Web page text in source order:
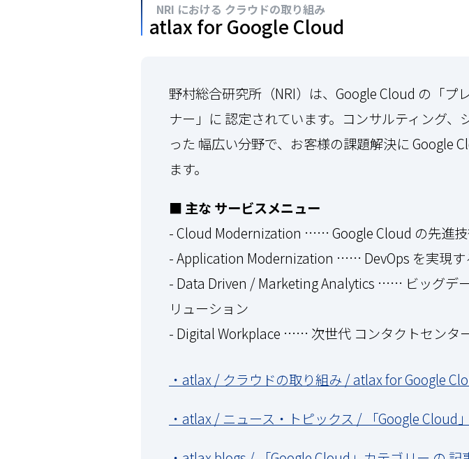
NRI における クラウドの取り組み
atlax for Google Cloud
野村総合研究所（NRI）は、Google Cloud の「プ
ナー」に 認定されています。コンサルティング
った 幅広い分野で、お客様の課題解決に Google
ます。
■ 主な サービスメニュー
- Cloud Modernization …… Google Cloud の先進
- Application Modernization …… DevOps を実現
- Data Driven / Marketing Analytics …… ビッグデ
リューション
- Digital Workplace …… 次世代 コンタクトセンタ
・atlax / クラウドの取り組み / atlax for Google
・atlax / ニュース・トピックス / 「Google Cloud